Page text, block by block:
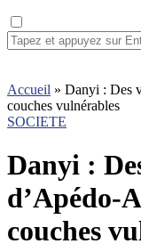
Accueil » Danyi : Des
couches vulnérables
SOCIETE
Danyi :
d’Apédo-
couches